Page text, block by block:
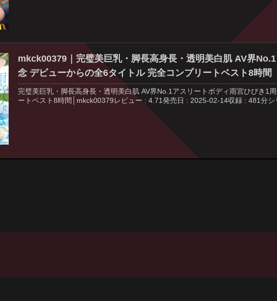
mkck00379｜完璧美巨乳・脚長高身長・透明美白肌 AV界
念 デビューからの全6タイトル 完全コンプリートベスト8時間
完璧美巨乳・脚長高身長・透明美白肌 AV界No.1アスリートボディ雨宮ひびき1
ートベスト8時間│mkck00379レビュー : 4.71発売日 : 2025-02-14収録 : 481分シ